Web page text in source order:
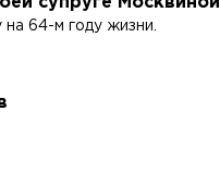
64-м году жизни.